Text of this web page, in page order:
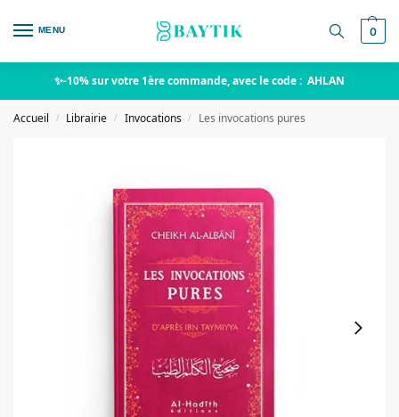
MENU 0
✨-10% sur votre 1ère commande, avec le code : AHLAN
Accueil / Librairie / Invocations / Les invocations pures